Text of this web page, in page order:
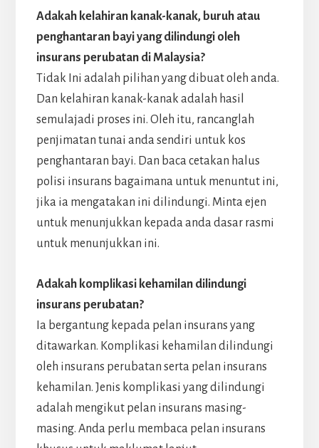
Adakah kelahiran kanak-kanak, buruh atau
penghantaran bayi yang dilindungi oleh
insurans perubatan di Malaysia?
Tidak Ini adalah pilihan yang dibuat oleh anda.
Dan kelahiran kanak-kanak adalah hasil
semulajadi proses ini. Oleh itu, rancanglah
penjimatan tunai anda sendiri untuk kos
penghantaran bayi. Dan baca cetakan halus
polisi insurans bagaimana untuk menuntut ini,
jika ia mengatakan ini dilindungi. Minta ejen
untuk menunjukkan kepada anda dasar rasmi
untuk menunjukkan ini.
Adakah komplikasi kehamilan dilindungi
insurans perubatan?
Ia bergantung kepada pelan insurans yang
ditawarkan. Komplikasi kehamilan dilindungi
oleh insurans perubatan serta pelan insurans
kehamilan. Jenis komplikasi yang dilindungi
adalah mengikut pelan insurans masing-
masing. Anda perlu membaca pelan insurans